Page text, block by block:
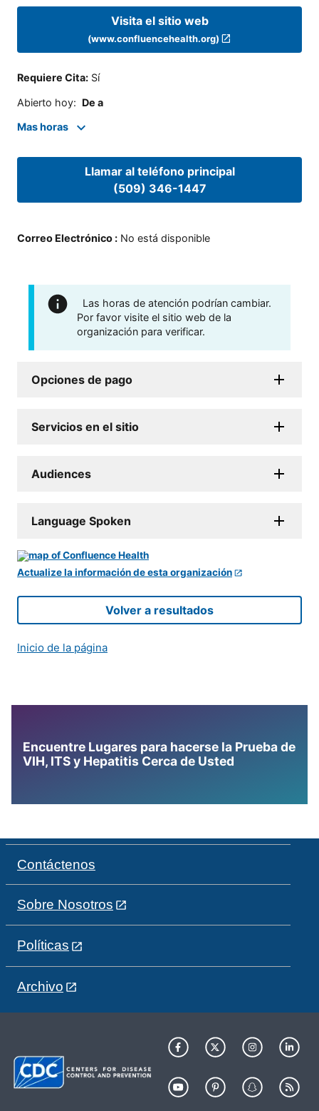
Visita el sitio web
(www.confluencehealth.org)
Requiere Cita: Sí
Abierto hoy: De a
Mas horas
Llamar al teléfono principal
(509) 346-1447
Correo Electrónico : No está disponible
Las horas de atención podrían cambiar.
Por favor visite el sitio web de la
organización para verificar.
Opciones de pago
Servicios en el sitio
Audiences
Language Spoken
Actualize la información de esta organización
Volver a resultados
Inicio de la página
Encuentre Lugares para hacerse la Prueba de
VIH, ITS y Hepatitis Cerca de Usted
Contáctenos
Sobre Nosotros
Políticas
Archivo